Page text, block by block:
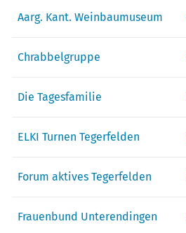
Aarg. Kant. Weinbaumuseum
Chrabbelgruppe
Die Tagesfamilie
ELKI Turnen Tegerfelden
Forum aktives Tegerfelden
Frauenbund Unterendingen